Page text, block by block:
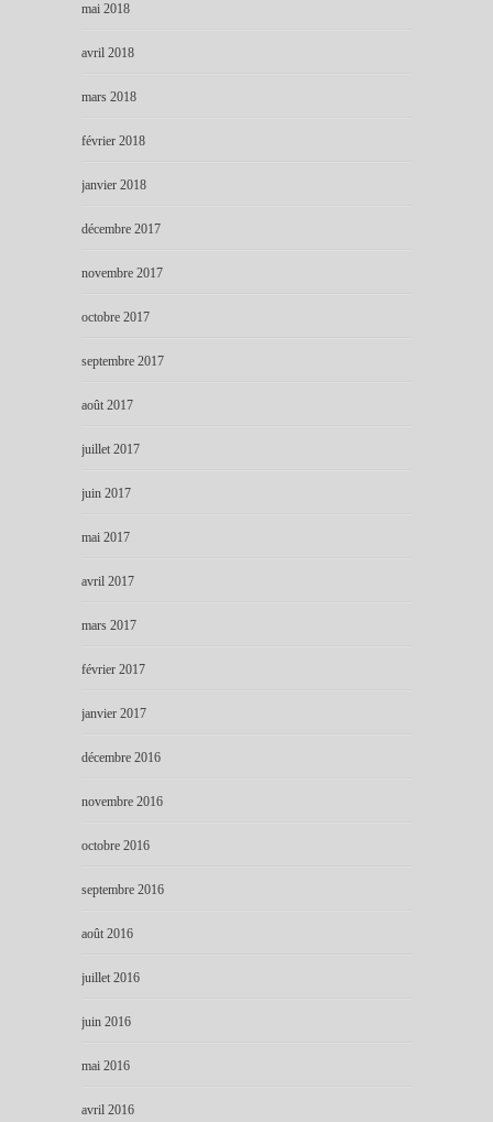
mai 2018
avril 2018
mars 2018
février 2018
janvier 2018
décembre 2017
novembre 2017
octobre 2017
septembre 2017
août 2017
juillet 2017
juin 2017
mai 2017
avril 2017
mars 2017
février 2017
janvier 2017
décembre 2016
novembre 2016
octobre 2016
septembre 2016
août 2016
juillet 2016
juin 2016
mai 2016
avril 2016